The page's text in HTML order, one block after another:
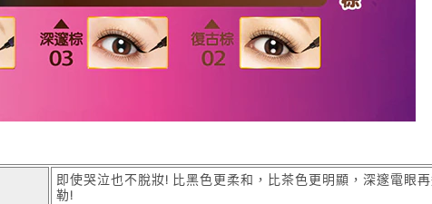
即使哭泣也不脫妝! 比黑色更柔和，比茶色更明顯，深邃電眼
勒!